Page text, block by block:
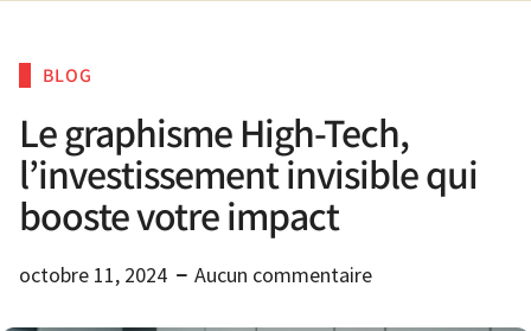
BLOG
Le graphisme High-Tech,
l’investissement invisible qui
booste votre impact
octobre 11, 2024 Aucun commentaire